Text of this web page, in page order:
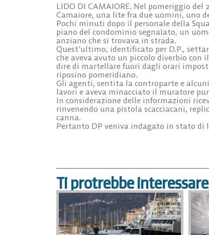
LIDO DI CAMAIORE. Nel pomeriggio del
Camaiore, una lite fra due uomini, uno
Pochi minuti dopo il personale della
piano del condominio segnalato, un
anziano che si trovava in strada.
Quest’ultimo, identificato per D.P.,
che aveva avuto un piccolo diverbio
dire di martellare fuori dagli orari
riposino pomeridiano.
Gli agenti, sentita la controparte e
lavori e aveva minacciato il muratore
In considerazione delle informazioni
rinvenendo una pistola scacciacani,
canna.
Pertanto DP veniva indagato in stato di
Ti protrebbe interessare